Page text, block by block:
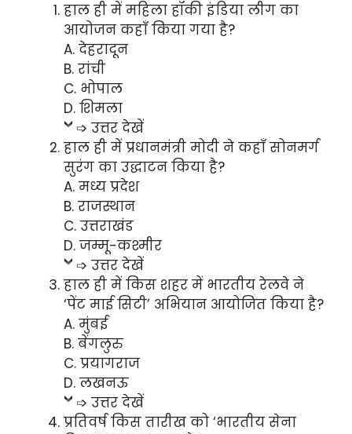
हाल ही में महिला हॉकी इंडिया लीग का
आयोजन कहाँ किया गया है?
A. देहरादून
B. रांची
C. भोपाल
D. शिमला
➩ उत्तर देखें
हाल ही में प्रधानमंत्री मोदी ने कहाँ सोनमर्ग
सुरंग का उद्धाटन किया है?
A. मध्य प्रदेश
B. राजस्थान
C. उत्तराखंड
D. जम्मू-कश्मीर
➩ उत्तर देखें
हाल ही में किस शहर में भारतीय रेलवे ने
‘पेंट माई सिटी’ अभियान आयोजित किया है?
A. मुंबई
B. बेंगलुरु
C. प्रयागराज
D. लखनऊ
➩ उत्तर देखें
प्रतिवर्ष किस तारीख को ‘भारतीय सेना